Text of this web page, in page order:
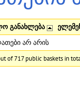
განახლება
of 717 public baskets in
არ არის